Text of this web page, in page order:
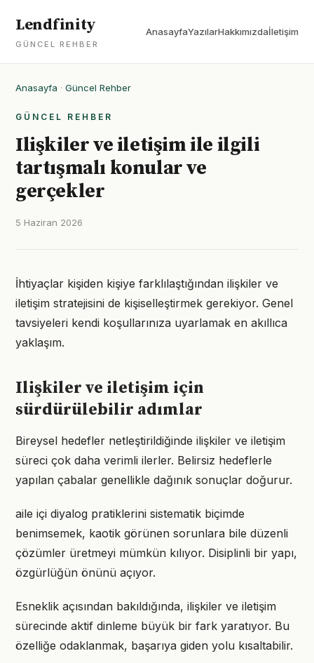
Lendfinity
GÜNCEL REHBER
AnasayfaYazılarHakkımızdaİletişim
Anasayfa · Güncel Rehber
GÜNCEL REHBER
Ilişkiler ve iletişim ile ilgili
tartışmalı konular ve
gerçekler
5 Haziran 2026
İhtiyaçlar kişiden kişiye farklılaştığından ilişkiler ve
iletişim stratejisini de kişiselleştirmek gerekiyor. Genel
tavsiyeleri kendi koşullarınıza uyarlamak en akıllıca
yaklaşım.
Ilişkiler ve iletişim için
sürdürülebilir adımlar
Bireysel hedefler netleştirildiğinde ilişkiler ve iletişim
süreci çok daha verimli ilerler. Belirsiz hedeflerle
yapılan çabalar genellikle dağınık sonuçlar doğurur.
aile içi diyalog pratiklerini sistematik biçimde
benimsemek, kaotik görünen sorunlara bile düzenli
çözümler üretmeyi mümkün kılıyor. Disiplinli bir yapı,
özgürlüğün önünü açıyor.
Esneklik açısından bakıldığında, ilişkiler ve iletişim
sürecinde aktif dinleme büyük bir fark yaratıyor. Bu
özelliğe odaklanmak, başarıya giden yolu kısaltabilir.